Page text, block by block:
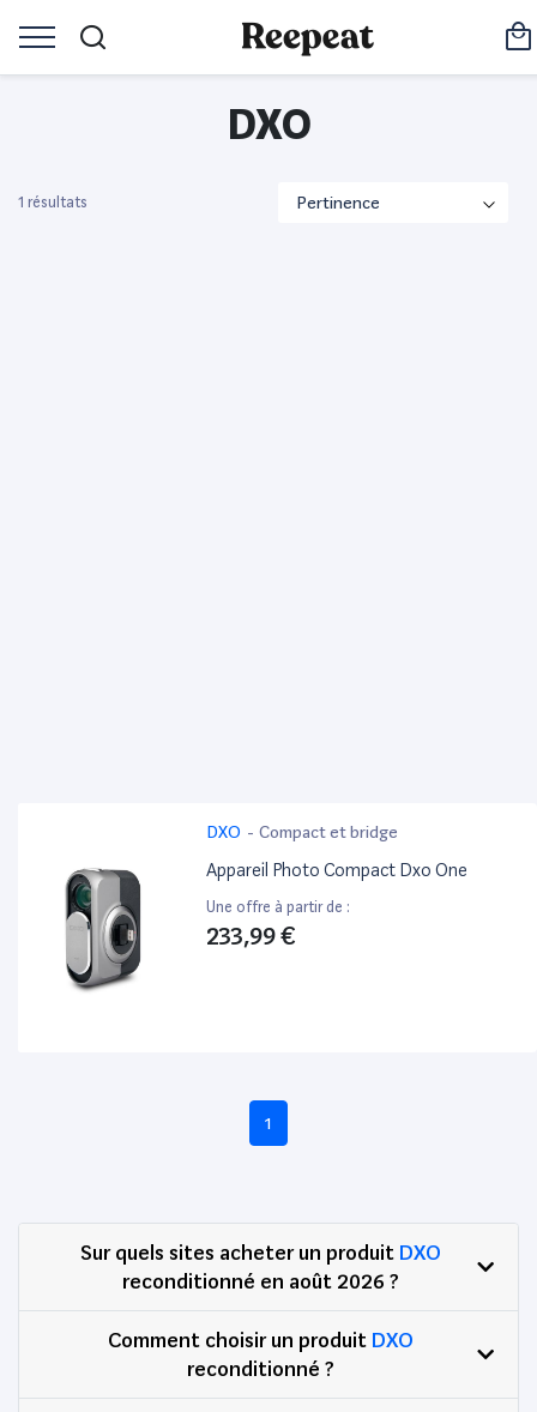
DXO
1 résultats
DXO - Compact et bridge
Appareil Photo Compact Dxo One
Une offre à partir de :
233,99 €
1
Sur quels sites acheter un produit DXO
reconditionné en août 2026 ?
Comment choisir un produit DXO
reconditionné ?